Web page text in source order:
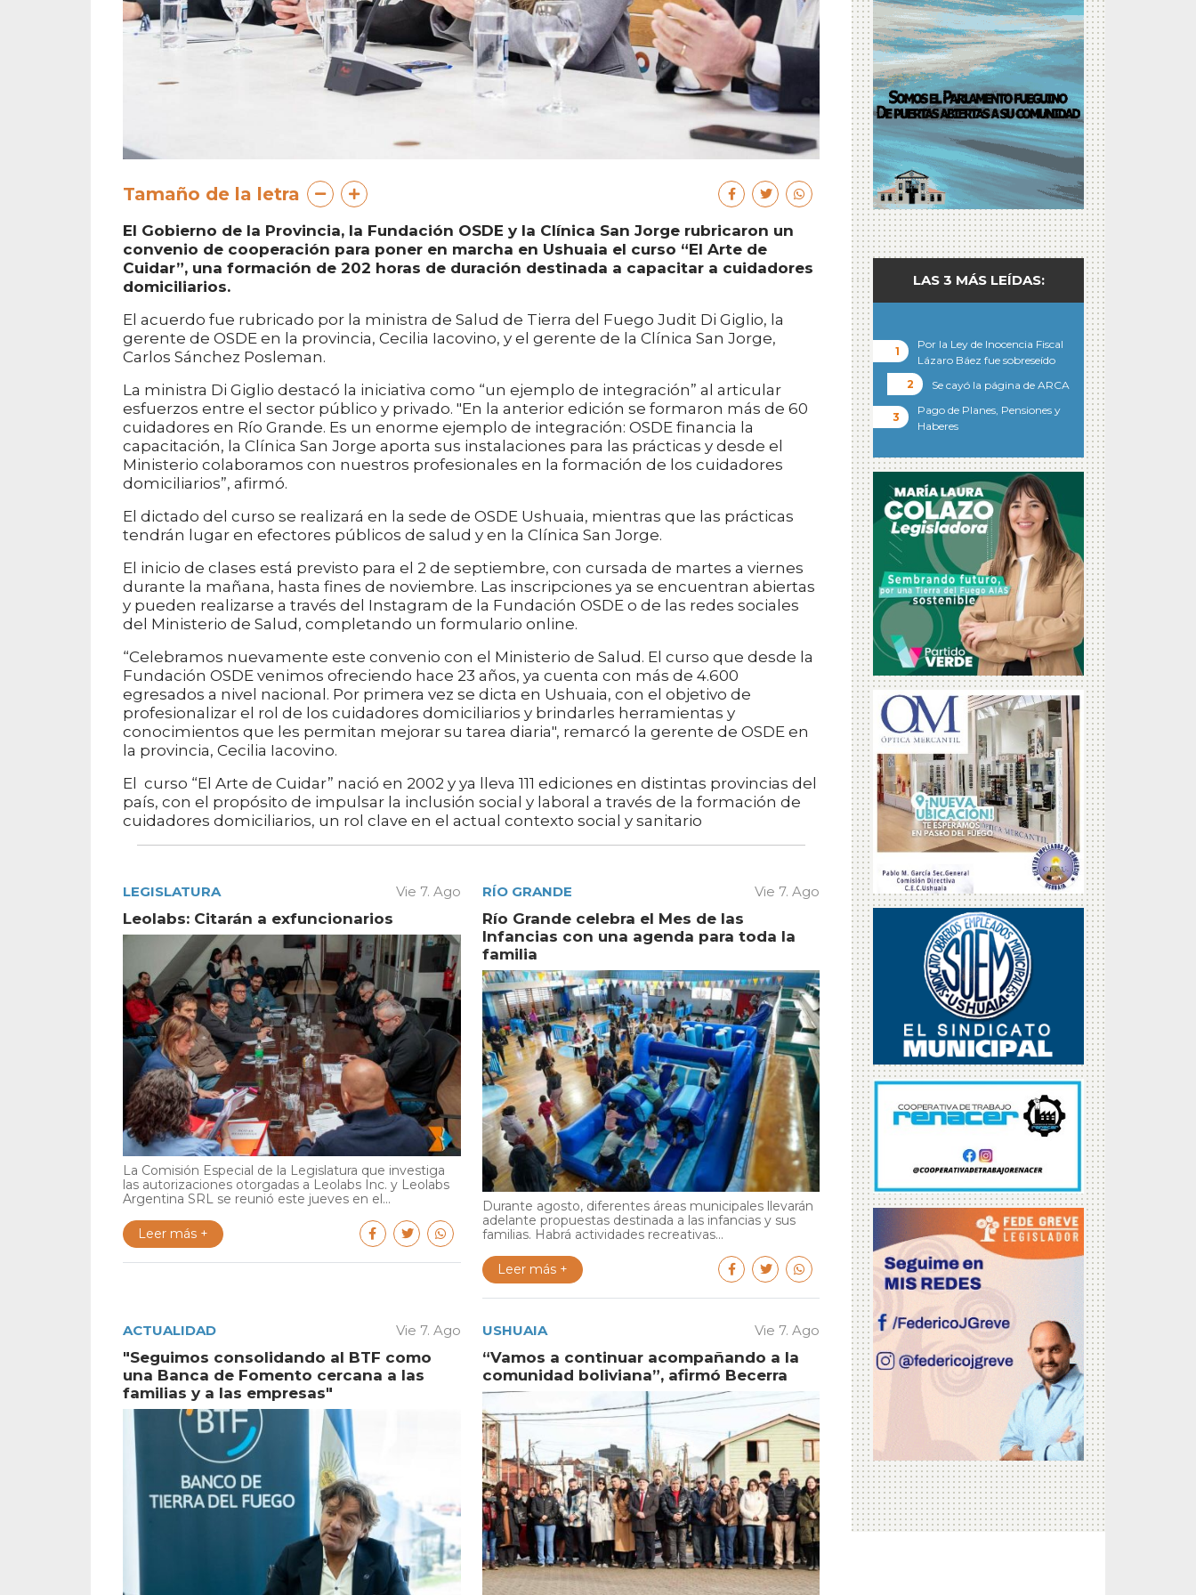
Tamaño de la letra
El Gobierno de la Provincia, la Fundación OSDE y la Clínica San Jorge rubricaron un
convenio de cooperación para poner en marcha en Ushuaia el curso “El Arte de
Cuidar”, una formación de 202 horas de duración destinada a capacitar a cuidadores
domiciliarios.
El acuerdo fue rubricado por la ministra de Salud de Tierra del Fuego Judit Di Giglio, la
gerente de OSDE en la provincia, Cecilia Iacovino, y el gerente de la Clínica San Jorge,
Carlos Sánchez Posleman.
La ministra Di Giglio destacó la iniciativa como “un ejemplo de integración” al articular
esfuerzos entre el sector público y privado. "En la anterior edición se formaron más de 60
cuidadores en Río Grande. Es un enorme ejemplo de integración: OSDE financia la
capacitación, la Clínica San Jorge aporta sus instalaciones para las prácticas y desde el
Ministerio colaboramos con nuestros profesionales en la formación de los cuidadores
domiciliarios”, afirmó.
El dictado del curso se realizará en la sede de OSDE Ushuaia, mientras que las prácticas
tendrán lugar en efectores públicos de salud y en la Clínica San Jorge.
El inicio de clases está previsto para el 2 de septiembre, con cursada de martes a viernes
durante la mañana, hasta fines de noviembre. Las inscripciones ya se encuentran abiertas
y pueden realizarse a través del Instagram de la Fundación OSDE o de las redes sociales
del Ministerio de Salud, completando un formulario online.
“Celebramos nuevamente este convenio con el Ministerio de Salud. El curso que desde la
Fundación OSDE venimos ofreciendo hace 23 años, ya cuenta con más de 4.600
egresados a nivel nacional. Por primera vez se dicta en Ushuaia, con el objetivo de
profesionalizar el rol de los cuidadores domiciliarios y brindarles herramientas y
conocimientos que les permitan mejorar su tarea diaria", remarcó la gerente de OSDE en
la provincia, Cecilia Iacovino.
El curso “El Arte de Cuidar” nació en 2002 y ya lleva 111 ediciones en distintas provincias del
país, con el propósito de impulsar la inclusión social y laboral a través de la formación de
cuidadores domiciliarios, un rol clave en el actual contexto social y sanitario
LEGISLATURA Vie 7. Ago
Leolabs: Citarán a exfuncionarios
La Comisión Especial de la Legislatura que investiga
las autorizaciones otorgadas a Leolabs Inc. y Leolabs
Argentina SRL se reunió este jueves en el...
Leer más +
RÍO GRANDE Vie 7. Ago
Río Grande celebra el Mes de las
Infancias con una agenda para toda la
familia
Durante agosto, diferentes áreas municipales llevarán
adelante propuestas destinada a las infancias y sus
familias. Habrá actividades recreativas...
Leer más +
ACTUALIDAD Vie 7. Ago
"Seguimos consolidando al BTF como
una Banca de Fomento cercana a las
familias y a las empresas"
USHUAIA Vie 7. Ago
“Vamos a continuar acompañando a la
comunidad boliviana”, afirmó Becerra
LAS 3 MÁS LEÍDAS:
Por la Ley de Inocencia Fiscal
Lázaro Báez fue sobreseído
Se cayó la página de ARCA
Pago de Planes, Pensiones y
Haberes